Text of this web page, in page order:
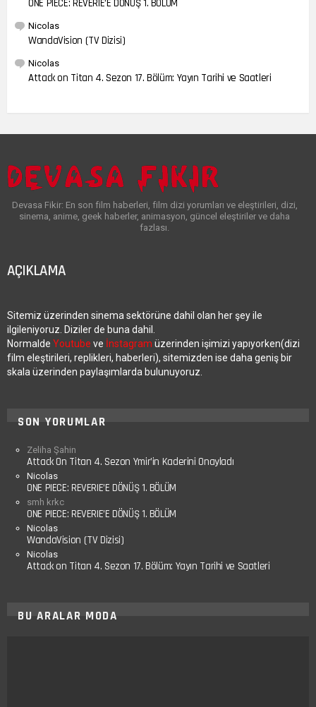
ONE PIECE: REVERIE’E DÖNÜŞ 1. BÖLÜM
Nicolas
WandaVision (TV Dizisi)
Nicolas
Attack on Titan 4. Sezon 17. Bölüm: Yayın Tarihi ve Saatleri
Devasa Fikir: En son film haberleri, film dizi yorumları ve eleştirileri, dizi,
sinema, anime, geek haberler, animasyon, güncel eleştiriler ve daha
fazlası.
AÇIKLAMA
Sitemiz üzerinden sinema sektörüne dahil olan her şey ile
ilgileniyoruz. Diziler de buna dahil.
Normalde Youtube ve İnstagram üzerinden işimizi yapıyorken(dizi
film eleştirileri, replikleri, haberleri), sitemizden ise daha geniş bir
skala üzerinden paylaşımlarda bulunuyoruz.
SON YORUMLAR
Zeliha Şahin
Attack On Titan 4. Sezon Ymir’in Kaderini Onayladı
Nicolas
ONE PIECE: REVERIE’E DÖNÜŞ 1. BÖLÜM
smh krkc
ONE PIECE: REVERIE’E DÖNÜŞ 1. BÖLÜM
Nicolas
WandaVision (TV Dizisi)
Nicolas
Attack on Titan 4. Sezon 17. Bölüm: Yayın Tarihi ve Saatleri
BU ARALAR MODA